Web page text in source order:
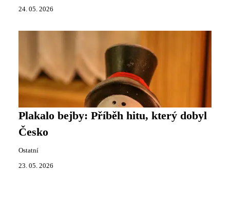
24. 05. 2026
Plakalo bejby: Příběh hitu, který dobyl
Česko
Ostatní
23. 05. 2026